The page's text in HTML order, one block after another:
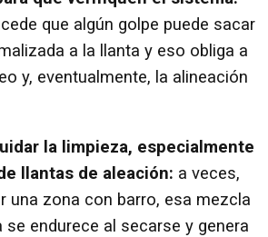
que algún golpe puede sacar
a la llanta y eso obliga a
y, eventualmente, la alineación
la limpieza, especialmente
llantas de aleación: a veces,
una zona con barro, esa mezcla
se endurece al secarse y genera